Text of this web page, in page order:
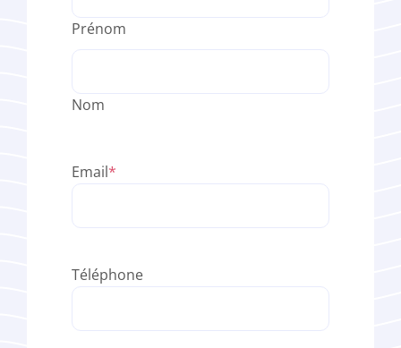
Prénom
Nom
Email*
Téléphone